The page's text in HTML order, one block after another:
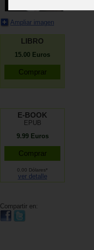
Ampliar imagen
LIBRO
15.00 Euros
E-BOOK
EPUB
9.99 Euros
0.00 Dólares*
ver detalle
Compartir en: